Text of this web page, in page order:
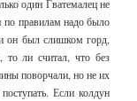
один Гватемалец не
по правилам надо было
он был слишком горд,
то ли считал, что без
поворчали, но не их
Если колдун